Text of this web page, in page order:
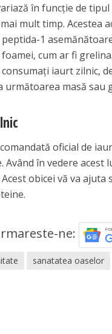
în funcție de
mult timp. Acestea
1
cum ar fi
iaurt zilnic,
următoarea masă sau
oficial de
Având în vedere acest
obicei vă va
ne:
sanatatea oaselor